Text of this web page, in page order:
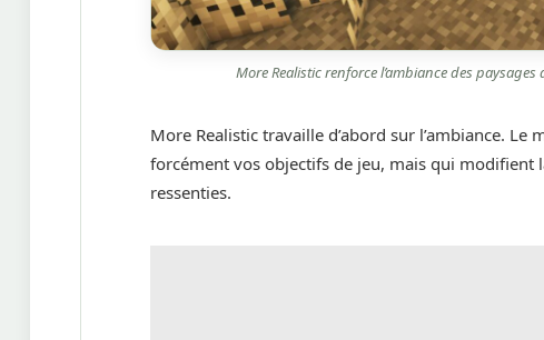
More Realistic renforce l’ambiance des
More Realistic travaille d’abord sur l’ambiance.
forcément vos objectifs de jeu, mais qui
ressenties.